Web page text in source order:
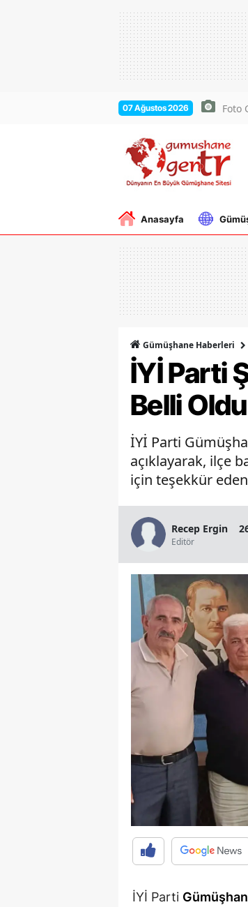
07 Ağustos 2026 Foto
Anasayfa
Gümüşhane Haberleri
İYİ Parti
Belli
İYİ Parti
açıklayarak, ilçe
için teşekkür
Recep Ergin
Editör
İYİ Parti